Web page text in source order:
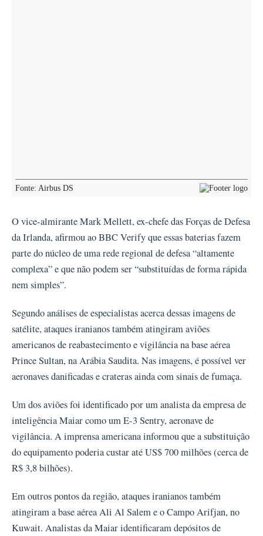
O vice-almirante Mark Mellett, ex-chefe das Forças de Defesa
da Irlanda, afirmou ao BBC Verify que essas baterias fazem
parte do núcleo de uma rede regional de defesa “altamente
complexa” e que não podem ser “substituídas de forma rápida
nem simples”.
Segundo análises de especialistas acerca dessas imagens de
satélite, ataques iranianos também atingiram aviões
americanos de reabastecimento e vigilância na base aérea
Prince Sultan, na Arábia Saudita. Nas imagens, é possível ver
aeronaves danificadas e crateras ainda com sinais de fumaça.
Um dos aviões foi identificado por um analista da empresa de
inteligência Maiar como um E-3 Sentry, aeronave de
vigilância. A imprensa americana informou que a substituição
do equipamento poderia custar até US$ 700 milhões (cerca de
R$ 3,8 bilhões).
Em outros pontos da região, ataques iranianos também
atingiram a base aérea Ali Al Salem e o Campo Arifjan, no
Kuwait. Analistas da Maiar identificaram depósitos de